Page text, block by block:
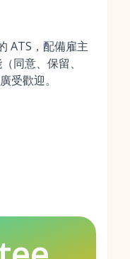
ATS，配備雇主
同意、保留、
受歡迎。